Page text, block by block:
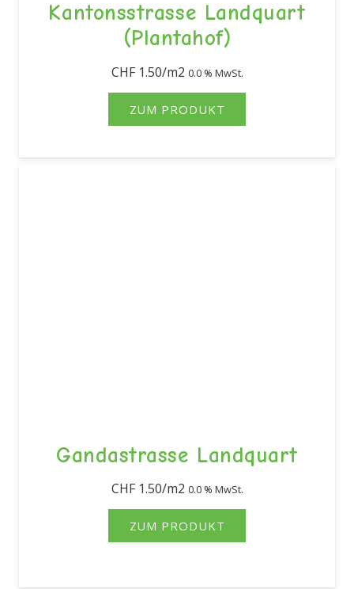
Kantonsstrasse Landquart
(Plantahof)
CHF1.50 0.0 % MwSt.
ZUM PRODUKT
Gandastrasse Landquart
CHF1.50 0.0 % MwSt.
ZUM PRODUKT